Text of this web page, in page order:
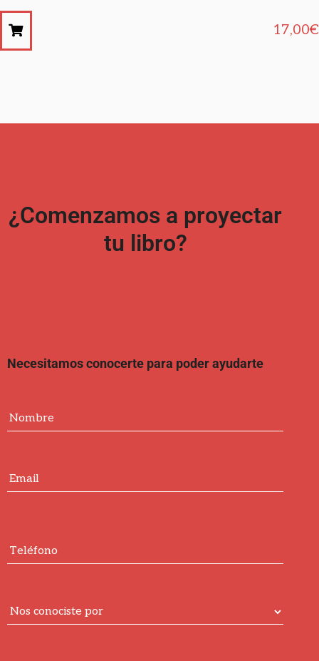
17,00€
¿Comenzamos a proyectar
tu libro?
Necesitamos conocerte para poder ayudarte